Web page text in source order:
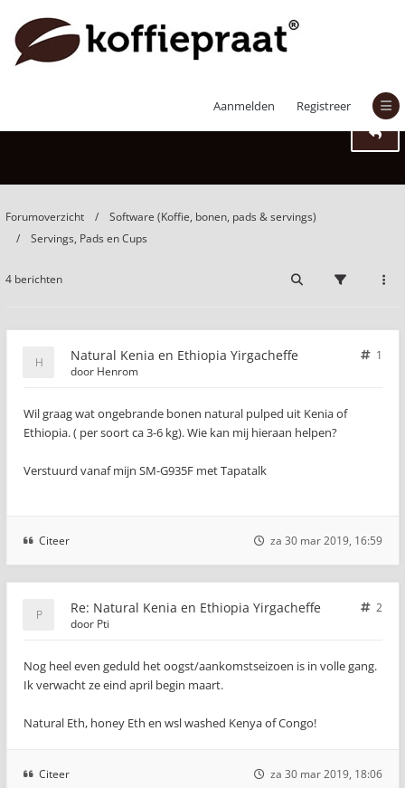
Aanmelden Registreer
Natural Kenia en Ethiopia Yirgacheffe
Forumoverzicht
Software (Koffie, bonen, pads & servings)
Servings, Pads en Cups
4 berichten
Natural Kenia en Ethiopia Yirgacheffe
1
door Henrom
Wil graag wat ongebrande bonen natural pulped uit Kenia of
Ethiopia. ( per soort ca 3-6 kg). Wie kan mij hieraan helpen?
Verstuurd vanaf mijn SM-G935F met Tapatalk
Citeer za 30 mar 2019, 16:59
Re: Natural Kenia en Ethiopia Yirgacheffe
2
door Pti
Nog heel even geduld het oogst/aankomstseizoen is in volle gang.
Ik verwacht ze eind april begin maart.
Natural Eth, honey Eth en wsl washed Kenya of Congo!
Citeer za 30 mar 2019, 18:06